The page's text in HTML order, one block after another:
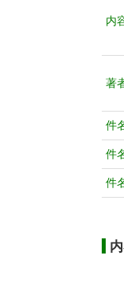
内
著
件
件
件